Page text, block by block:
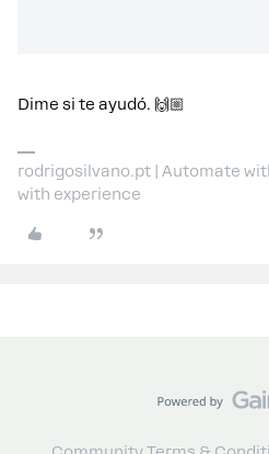
Dime si te ayudó. 🙌🏼
rodrigosilvano.pt | Automate
with experience